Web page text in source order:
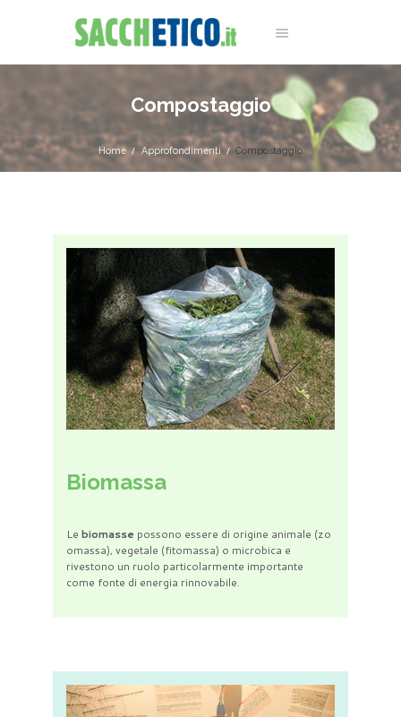
Compostaggio
Home Approfondimenti Compostaggio
Biomassa
Le biomasse possono essere di origine animale (zo
omassa), vegetale (fitomassa) o microbica e
rivestono un ruolo particolarmente importante
come fonte di energia rinnovabile.